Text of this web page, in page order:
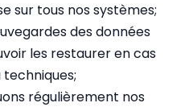
sur tous nos systèmes;
des données
les restaurer en cas
techniques;
régulièrement nos